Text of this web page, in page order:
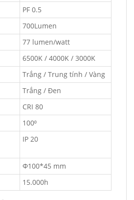
PF 0.5
700Lumen
77 lumen/watt
6500K / 4000K / 3000K
Trắng / Trung tính / Vàng
Trắng / Đen
CRI 80
100⁰
IP 20
Φ100*45 mm
15.000h